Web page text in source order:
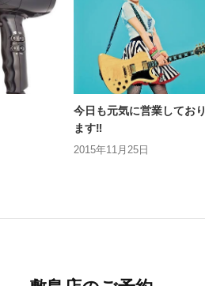
今日も元気に営業しており
ます‼︎
2015年11月25日